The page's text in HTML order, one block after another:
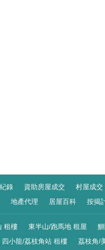
錄 資助房屋成交 村屋成交
地產代理 居屋百科 按揭
租樓 東半山/跑馬地 租屋
四小龍/荔枝角站 租樓 荔枝角/